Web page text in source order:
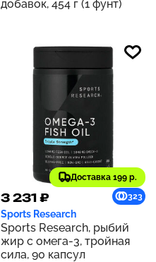
добавок, 454 г (1 фунт)
Доставка 199 р.
3 231 ₽ 323
Sports Research
Sports Research, рыбий
жир с омега-3, тройная
сила, 90 капсул